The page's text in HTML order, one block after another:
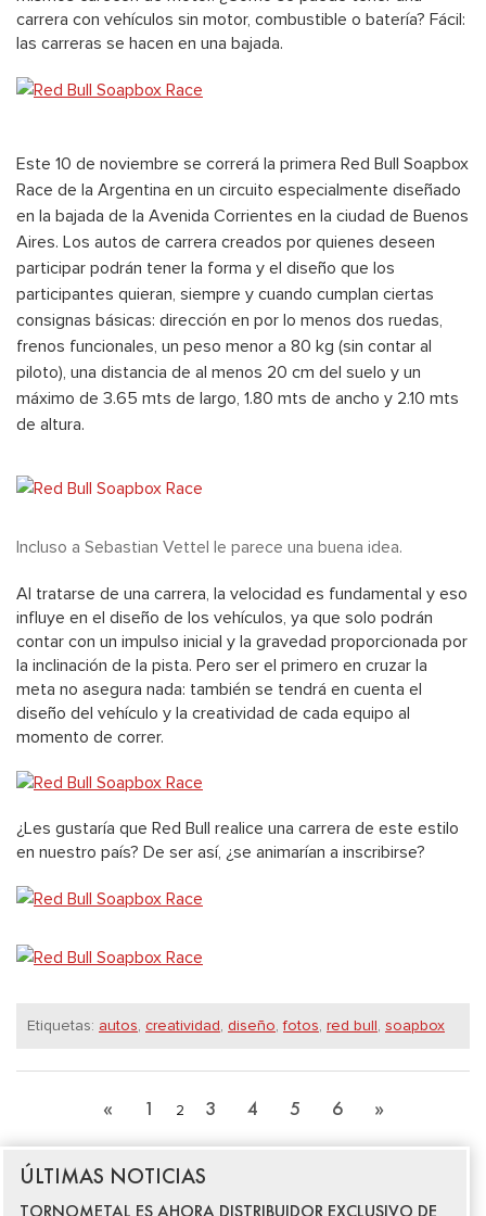
carrera con vehículos sin motor, combustible o batería? Fácil:
las carreras se hacen en una bajada.
Este 10 de noviembre se correrá la primera Red Bull Soapbox
Race de la Argentina en un circuito especialmente diseñado
en la bajada de la Avenida Corrientes en la ciudad de Buenos
Aires. Los autos de carrera creados por quienes deseen
participar podrán tener la forma y el diseño que los
participantes quieran, siempre y cuando cumplan ciertas
consignas básicas: dirección en por lo menos dos ruedas,
frenos funcionales, un peso menor a 80 kg (sin contar al
piloto), una distancia de al menos 20 cm del suelo y un
máximo de 3.65 mts de largo, 1.80 mts de ancho y 2.10 mts
de altura.
Incluso a Sebastian Vettel le parece una buena idea.
Al tratarse de una carrera, la velocidad es fundamental y eso
influye en el diseño de los vehículos, ya que solo podrán
contar con un impulso inicial y la gravedad proporcionada por
la inclinación de la pista. Pero ser el primero en cruzar la
meta no asegura nada: también se tendrá en cuenta el
diseño del vehículo y la creatividad de cada equipo al
momento de correr.
¿Les gustaría que Red Bull realice una carrera de este estilo
en nuestro país? De ser así, ¿se animarían a inscribirse?
Etiquetas: autos, creatividad, diseño,fotos, red bull, soapbox
« 1 2 3 4 5 6 »
ÚLTIMAS NOTICIAS
TORNOMETAL ES AHORA DISTRIBUIDOR EXCLUSIVO DE